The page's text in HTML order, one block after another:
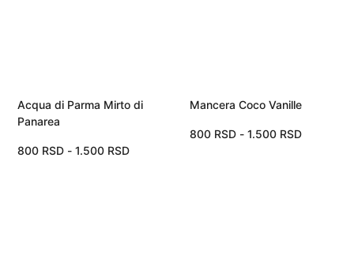
Acqua di Parma Mirto di
Panarea
800 RSD -1.500 RSD
Mancera Coco Vanille
800 RSD- 1.500 RSD